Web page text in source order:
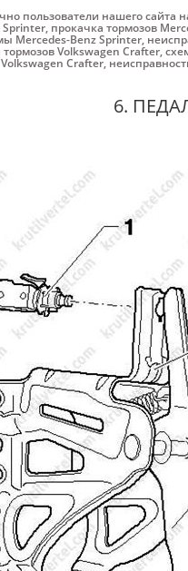
пользователи нашего сайта
Sprinter, прокачка тормозов
Mercedes-Benz Sprinter,
тормозов Volkswagen Crafter,
Volkswagen Crafter,
6.